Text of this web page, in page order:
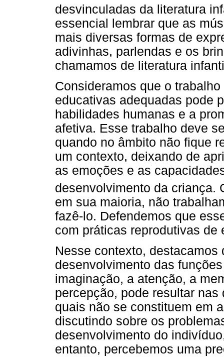
desvinculadas da literatura
essencial lembrar que as
mais diversas formas de
adivinhas, parlendas e os
chamamos de literatura
Consideramos que o
educativas adequadas pode
habilidades humanas e a
afetiva. Esse trabalho deve
quando no âmbito não fique
um contexto, deixando de
as emoções e as
desenvolvimento da criança.
em sua maioria, não
fazê-lo. Defendemos que
com práticas reprodutivas de
Nesse contexto,
desenvolvimento das
imaginação, a atenção, a
percepção, pode resultar
quais não se constituem em
discutindo sobre os
desenvolvimento do
entanto, percebemos uma